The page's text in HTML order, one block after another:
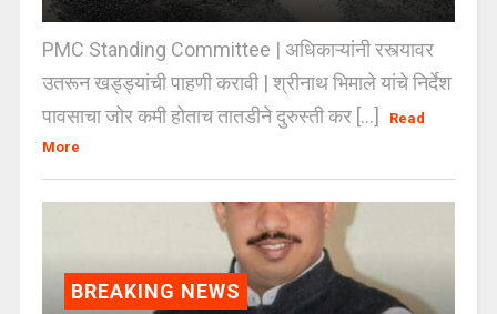
PMC Standing Committee | अधिकाऱ्यांनी रस्त्यावर
उतरून खड्ड्यांची पाहणी करावी | श्रीनाथ भिमाले यांचे निर्देश
पावसाचा जोर कमी होताच तातडीने दुरुस्ती कर [...]
Read
More
BREAKING NEWS